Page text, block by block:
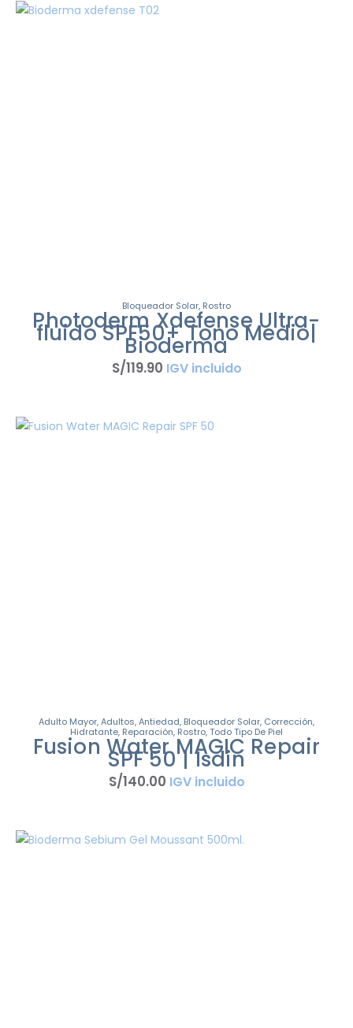
Bloqueador Solar, Rostro
Photoderm Xdefense Ultra-
fluido SPF50+ Tono Medio|
Bioderma
S/119.90 IGV incluido
Adulto Mayor,Adultos,Antiedad, Bloqueador Solar, Corrección,
Hidratante, Reparación, Rostro,Todo Tipo De Piel
Fusion Water MAGIC Repair
SPF 50 | Isdin
S/140.00 IGV incluido